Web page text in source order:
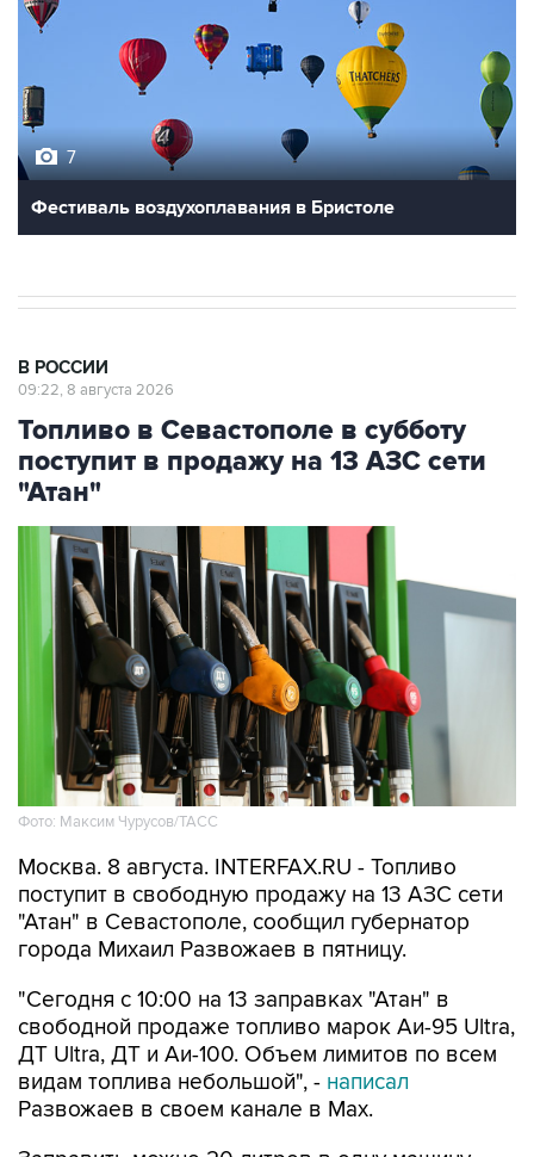
Фестиваль воздухоплавания в Бристоле
Топливо в Севастополе в субботу
поступит в продажу на 13 АЗС сети
"Атан"
Фото: Максим Чурусов/ТАСС
Москва. 8 августа. INTERFAX.RU - Топливо
"Атан" в Севастополе, сообщил губернатор
города Михаил Развожаев в пятницу.
"Сегодня с 10:00 на 13 заправках "Атан" в
ДТ Ultra, ДТ и Аи-100. Объем лимитов по всем
видам топлива небольшой", - написал
Развожаев в своем канале в Max.
Заправить можно 20 литров в одну машину,